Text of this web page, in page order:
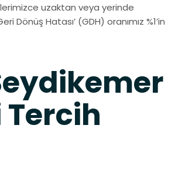
uzaktan veya yerinde
Hatası’ (GDH) oranımız %1’in
Tercih